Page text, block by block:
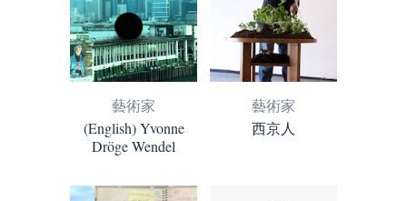
藝術家
(English) Yvonne
Dröge Wendel
藝術家
西京人